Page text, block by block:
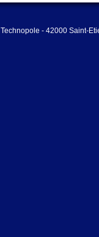
- 42000 Saint-